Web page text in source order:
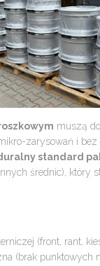
muszą
zarysowań i bez
standard
średnic), który
(front, rant,
(brak punktowych